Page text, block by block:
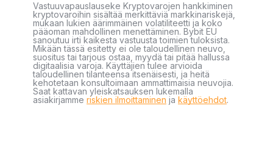
Vastuuvapauslauseke Kryptovarojen hankkiminen
kryptovaroihin sisältää merkittäviä markkinariskejä,
mukaan lukien äärimmäinen volatiliteetti ja koko
pääoman mahdollinen menettäminen. Bybit EU
sanoutuu irti kaikesta vastuusta toimien tuloksista.
Mikään tässä esitetty ei ole taloudellinen neuvo,
suositus tai tarjous ostaa, myydä tai pitää hallussa
digitaalisia varoja. Käyttäjien tulee arvioida
taloudellinen tilanteensa itsenäisesti, ja heitä
kehotetaan konsultoimaan ammattimaisia neuvojia.
Saat kattavan yleiskatsauksen lukemalla
asiakirjamme riskien ilmoittaminen ja käyttöehdot.